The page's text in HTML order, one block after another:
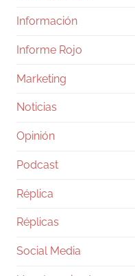
Información
Informe Rojo
Marketing
Noticias
Opinión
Podcast
Réplica
Réplicas
Social Media